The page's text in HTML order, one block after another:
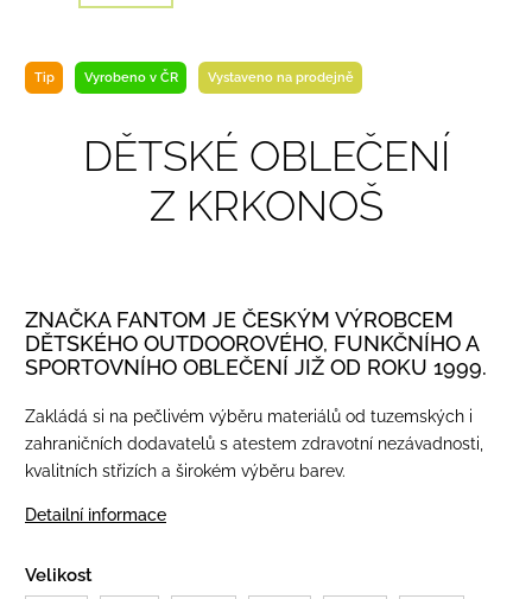
Tip Vyrobeno v ČR Vystaveno na prodejně
DĚTSKÉ OBLEČENÍ
Z KRKONOŠ
ZNAČKA FANTOM JE ČESKÝM VÝROBCEM
DĚTSKÉHO OUTDOOROVÉHO, FUNKČNÍHO A
SPORTOVNÍHO OBLEČENÍ JIŽ OD ROKU 1999.
Zakládá si na pečlivém výběru materiálů od tuzemských i
zahraničních dodavatelů s atestem zdravotní nezávadnosti,
kvalitních střizích a širokém výběru barev.
Detailní informace
Velikost